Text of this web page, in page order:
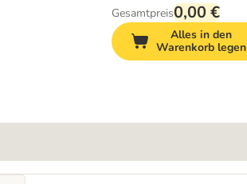
Gesamtpreis0,00 €
Alles in den
Warenkorb legen